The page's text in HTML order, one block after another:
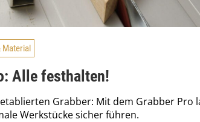
Material
Alle festhalten!
Grabber: Mit dem Grabber Pro
Werkstücke sicher führen.